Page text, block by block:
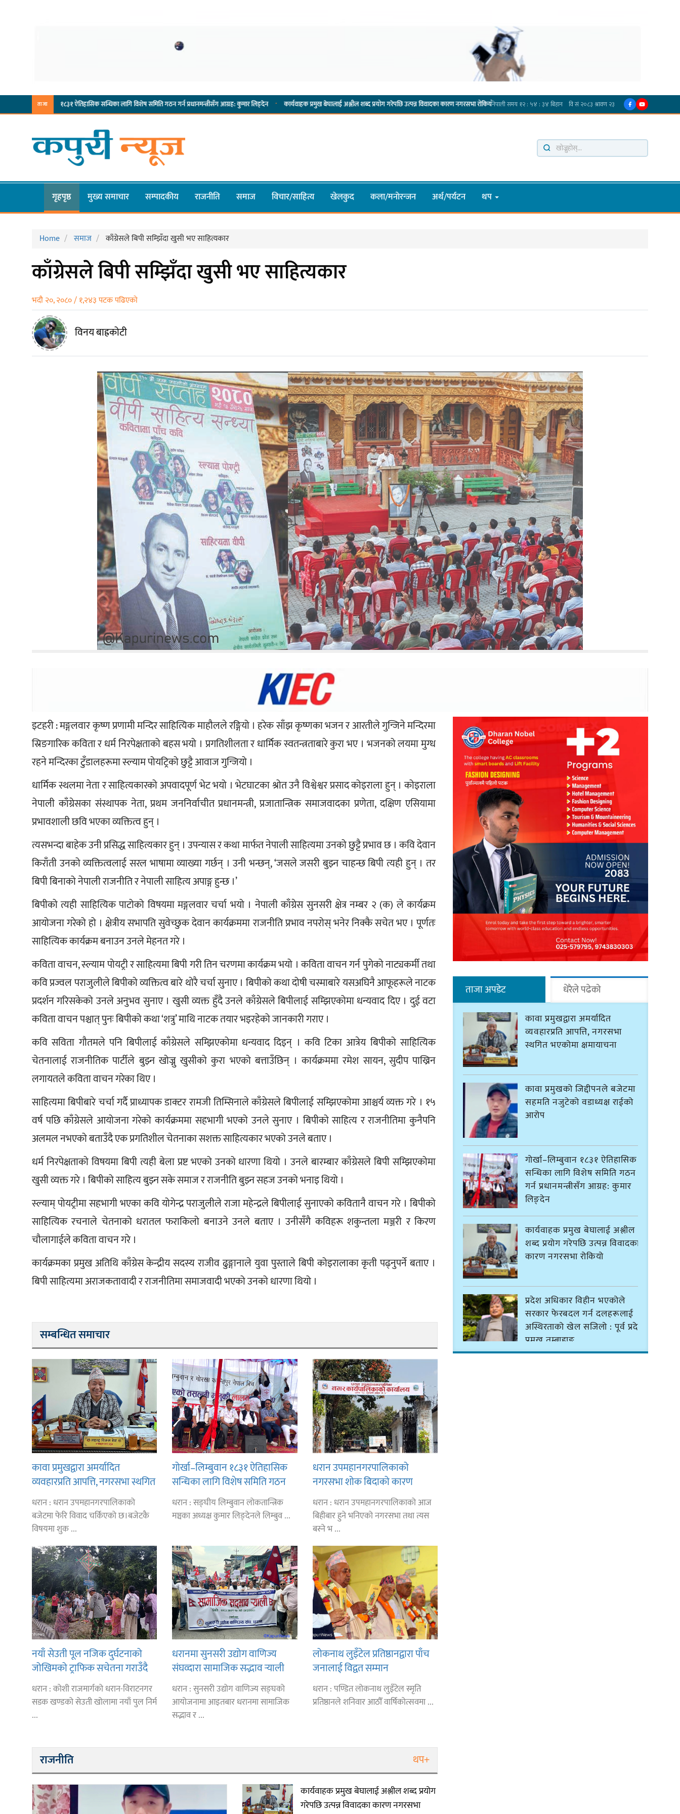
ताजा
१८३१ ऐतिहासिक सन्धिका लागि विशेष समिति गठन गर्न प्रधानमन्त्रीसँग आग्रह: कुमार लिङ्देन · कार्यवाहक प्रमुख बेघालाई अश्लील शब्द प्रयोग गरेपछि उत्पन्न विवादका कारण नगरसभा रोकियो · प्रदेश अधिकार विहीन भएकोले सरकार फेरबदल गर्न दलहरूलाई अस्थिरताको खेल सजिलो : पूर्व
गृहपृष्ठ मुख्य समाचार सम्पादकीय राजनीति समाज विचार/साहित्य खेलकुद कला/मनाेरन्जन अर्थ/पर्यटन थप
Home समाज काँग्रेसले बिपी सम्झिँदा खुसी भए साहित्यकार
काँग्रेसले बिपी सम्झिँदा खुसी भए साहित्यकार
भदौ २०, २०८० / १,२४३ पटक पढिएको
विनय बाह्रकोटी
इटहरी : मङ्गलवार कृष्ण प्रणामी मन्दिर साहित्यिक माहौलले रङ्गियो । हरेक साँझ कृष्णका भजन र आरतीले गुन्जिने मन्दिरमा
स्रिङगारिक कविता र धर्म निरपेक्षताको बहस भयो । प्रगतिशीलता र धार्मिक स्वतन्त्रताबारे कुरा भए । भजनको लयमा मुग्ध
रहने मन्दिरका टुँडालहरूमा स्ल्याम पोयट्रिको छुट्टै आवाज गुन्जियो ।
धार्मिक स्थलमा नेता र साहित्यकारको अपवादपूर्ण भेट भयो । भेटघाटका श्रोत उनै विश्वेश्वर प्रसाद कोइराला हुन् । कोइराला
नेपाली काँग्रेसका संस्थापक नेता, प्रथम जननिर्वाचीत प्रधानमन्त्री, प्रजातान्त्रिक समाजवादका प्रणेता, दक्षिण एसियामा
प्रभावशाली छवि भएका व्यक्तित्व हुन् ।
त्यसभन्दा बाहेक उनी प्रसिद्ध साहित्यकार हुन् । उपन्यास र कथा मार्फत नेपाली साहित्यमा उनको छुट्टै प्रभाव छ । कवि देवान
किराँती उनको व्यक्तित्वलाई सरल भाषामा व्याख्या गर्छन् । उनी भन्छन्, ‘जसले जसरी बुझ्न चाहन्छ बिपी त्यही हुन् । तर
बिपी बिनाको नेपाली राजनीति र नेपाली साहित्य अपाङ्ग हुन्छ ।’
बिपीको त्यही साहित्यिक पाटोको विषयमा मङ्गलवार चर्चा भयो । नेपाली काँग्रेस सुनसरी क्षेत्र नम्बर २ (क) ले कार्यक्रम
आयोजना गरेको हो । क्षेत्रीय सभापति सुवेच्छुक देवान कार्यक्रममा राजनीति प्रभाव नपरोस् भनेर निक्कै सचेत भए । पूर्णतः
साहित्यिक कार्यक्रम बनाउन उनले मेहनत गरे ।
कविता वाचन, स्ल्याम पोयट्री र साहित्यमा बिपी गरी तिन चरणमा कार्यक्रम भयो । कविता वाचन गर्न पुगेको नाट्यकर्मी तथा
कवि प्रज्वल पराजुलीले बिपीको व्यक्तित्व बारे थोरै चर्चा सुनाए । बिपीको कथा दोषी चस्माबारे यसअघिनै आफूहरूले नाटक
प्रदर्शन गरिसकेको उनले अनुभव सुनाए । खुसी व्यक्त हुँदै उनले काँग्रेसले बिपीलाई सम्झिएकोमा धन्यवाद दिए । दुई वटा
कविता वाचन पश्चात् पुनः बिपीको कथा ‘शत्रु’ माथि नाटक तयार भइरहेको जानकारी गराए ।
कवि सविता गौतमले पनि बिपीलाई काँग्रेसले सम्झिएकोमा धन्यवाद दिइन् । कवि टिका आत्रेय बिपीको साहित्यिक
चेतनालाई राजनीतिक पार्टीले बुझ्न खोज्नु खुसीको कुरा भएको बत्ताउँछिन् । कार्यक्रममा रमेश सायन, सुदीप पाख्रिन
लगायतले कविता वाचन गरेका थिए ।
साहित्यमा बिपीबारे चर्चा गर्दै प्राध्यापक डाक्टर रामजी तिम्सिनाले काँग्रेसले बिपीलाई सम्झिएकोमा आश्चर्य व्यक्त गरे । १५
वर्ष पछि काँग्रेसले आयोजना गरेको कार्यक्रममा सहभागी भएको उनले सुनाए । बिपीको साहित्य र राजनीतिमा कुनैपनि
अलमल नभएको बताउँदै एक प्रगतिशील चेतनाका सशक्त साहित्यकार भएको उनले बताए ।
धर्म निरपेक्षताको विषयमा बिपी त्यही बेला प्रष्ट भएको उनको धारणा थियो । उनले बारम्बार काँग्रेसले बिपी सम्झिएकोमा
खुसी व्यक्त गरे । बिपीको साहित्य बुझ्न सके समाज र राजनीति बुझ्न सहज उनको भनाइ थियो ।
स्ल्याम् पोयट्रीमा सहभागी भएका कवि योगेन्द्र पराजुलीले राजा महेन्द्रले बिपीलाई सुनाएको कवितानै वाचन गरे । बिपीको
साहित्यिक रचनाले चेतनाको धरातल फराकिलो बनाउने उनले बताए । उनीसँगै कविहरू शकुन्तला मञ्जरी र किरण
चौलागाईले कविता वाचन गरे ।
कार्यक्रमका प्रमुख अतिथि काँग्रेस केन्द्रीय सदस्य राजीव ढुङ्गानाले युवा पुस्ताले बिपी कोइरालाका कृती पढ्नुपर्ने बताए ।
बिपी साहित्यमा अराजकतावादी र राजनीतिमा समाजवादी भएको उनको धारणा थियो ।
सम्बन्धित समाचार
कावा प्रमुखद्वारा अमर्यादित
व्यवहारप्रति आपत्ति, नगरसभा स्थगित
भएकोमा क्षमायाचना
धरान : धरान उपमहानगरपालिकाको
बजेटमा फेरि विवाद चर्किएको छ।बजेटकै
विषयमा शुक ...
गोर्खा–लिम्बुवान १८३१ ऐतिहासिक
सन्धिका लागि विशेष समिति गठन
गर्न प्रधानमन्त्रीसँग आग्रह: कुमार
लिङ्देन
धरान : सङ्घीय लिम्बुवान लोकतान्त्रिक
मञ्चका अध्यक्ष कुमार लिङ्देनले लिम्बुव ...
धरान उपमहानगरपालिकाको
नगरसभा शोक बिदाको कारण
स्थगित
धरान : धरान उपमहानगरपालिकाको आज
बिहीबार हुने भनिएको नगरसभा तथा त्यस
बस्ने भ ...
नयाँ सेउती पूल नजिक दुर्घटनाको
जोखिमको ट्राफिक सचेतना गराउँदै
सिलाम साक्मा
धरान : कोशी राजमार्गको धरान-विराटनगर
सडक खण्डको सेउती खोलामा नयाँ पुल निर्म
...
धरानमा सुनसरी उद्योग वाणिज्य
संघव्दारा सामाजिक सद्भाव र्‍याली
धरान : सुनसरी उद्योग वाणिज्य सङ्घको
आयोजनामा आइतबार धरानमा सामाजिक
सद्भाव र ...
लोकनाथ लुइँटेल प्रतिष्ठानद्वारा पाँच
जनालाई विद्वत सम्मान
धरान : पण्डित लोकनाथ लुइँटेल स्मृति
प्रतिष्ठानले शनिवार आठौँ वार्षिकोत्सवमा ...
राजनीति थप+
कार्यवाहक प्रमुख बेघालाई अश्लील शब्द प्रयोग
गरेपछि उत्पन्न विवादका कारण नगरसभा
ताजा अपडेट धेरैले पढेको
कावा प्रमुखद्वारा अमर्यादित
व्यवहारप्रति आपत्ति, नगरसभा
स्थगित भएकोमा क्षमायाचना
कावा प्रमुखको जिद्दीपनले बजेटमा
सहमति नजुटेको वडाध्यक्ष राईको
आरोप
गोर्खा–लिम्बुवान १८३१ ऐतिहासिक
सन्धिका लागि विशेष समिति गठन
गर्न प्रधानमन्त्रीसँग आग्रह: कुमार
लिङ्देन
कार्यवाहक प्रमुख बेघालाई अश्लील
शब्द प्रयोग गरेपछि उत्पन्न विवादका
कारण नगरसभा रोकियो
प्रदेश अधिकार विहीन भएकोले
सरकार फेरबदल गर्न दलहरूलाई
अस्थिरताको खेल सजिलो : पूर्व प्रदेश
प्रमुख तुम्बाहाङ